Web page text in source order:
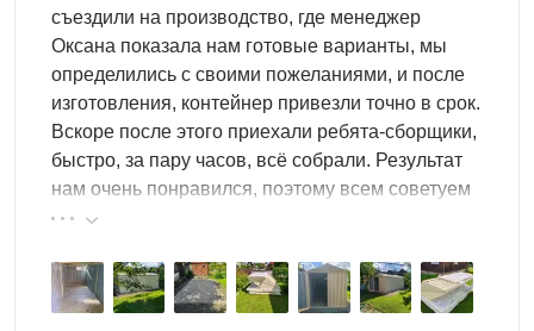
Доставкапо Смоленску и
Смоленской области
онлайн удобным для вас доступом: форма обратного
звонка, сообщение в мессенджере или письмо на почту.
съездили на производство, где менеджер
Оксана показала нам готовые варианты, мы
определились с своими пожеланиями, и после
изготовления, контейнер привезли точно в срок.
Вскоре после этого приехали ребята-сборщики,
быстро, за пару часов, всё собрали. Результат
нам очень понравился, поэтому всем советуем
эту фирму.